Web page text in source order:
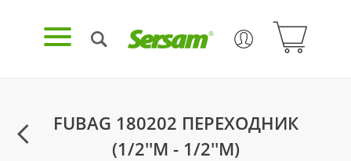
FUBAG 180202 ПЕРЕХОДНИК
(1/2''M - 1/2''M)